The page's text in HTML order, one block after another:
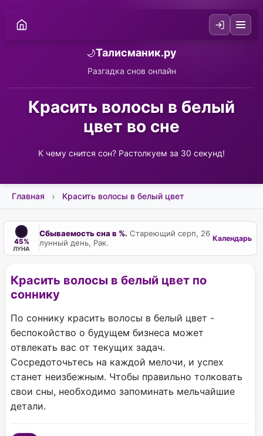
🌙Талисманик.ру
Разгадка снов онлайн
Красить волосы в белый
цвет во сне
К чему снится сон? Растолкуем за 30 секунд!
Главная Красить волосы в белый цвет
45%
ЛУНА
Сбываемость сна в %. Стареющий серп, 26
лунный день, Рак.
Календарь
Красить волосы в белый цвет по
соннику
По соннику красить волосы в белый цвет -
беспокойство о будущем бизнеса может
отвлекать вас от текущих задач.
Сосредоточьтесь на каждой мелочи, и успех
станет неизбежным. Чтобы правильно толковать
свои сны, необходимо запоминать мельчайшие
детали.